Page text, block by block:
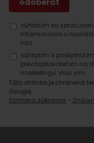
Hľadať
ubytovanie
súhlasím so
informovania o
info.
súhlasím s
prevádzkovateľom na
marketingu. Viac info.
Táto stránka je chránená
Google.
Ochrana súkromia -